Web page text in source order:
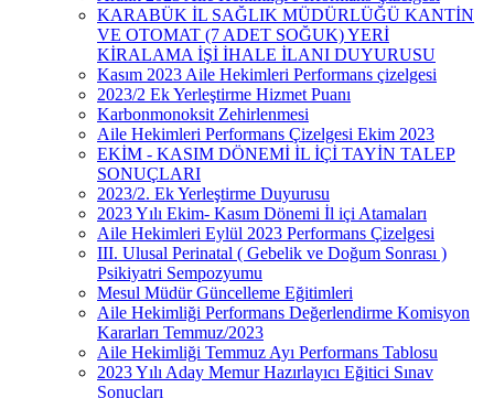
KARABÜK İL SAĞLIK MÜDÜRLÜĞÜ KANTİN
VE OTOMAT (7 ADET SOĞUK) YERİ
KİRALAMA İŞİ İHALE İLANI DUYURUSU
Kasım 2023 Aile Hekimleri Performans çizelgesi
2023/2 Ek Yerleştirme Hizmet Puanı
Karbonmonoksit Zehirlenmesi
Aile Hekimleri Performans Çizelgesi Ekim 2023
EKİM - KASIM DÖNEMİ İL İÇİ TAYİN TALEP
SONUÇLARI
2023/2. Ek Yerleştirme Duyurusu
2023 Yılı Ekim- Kasım Dönemi İl içi Atamaları
Aile Hekimleri Eylül 2023 Performans Çizelgesi
III. Ulusal Perinatal ( Gebelik ve Doğum Sonrası )
Psikiyatri Sempozyumu
Mesul Müdür Güncelleme Eğitimleri
Aile Hekimliği Performans Değerlendirme Komisyon
Kararları Temmuz/2023
Aile Hekimliği Temmuz Ayı Performans Tablosu
2023 Yılı Aday Memur Hazırlayıcı Eğitici Sınav
Sonuçları